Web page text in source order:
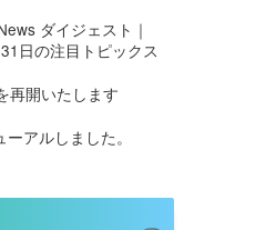
ダイジェスト｜
日の注目トピックス
再開いたします
アルしました。